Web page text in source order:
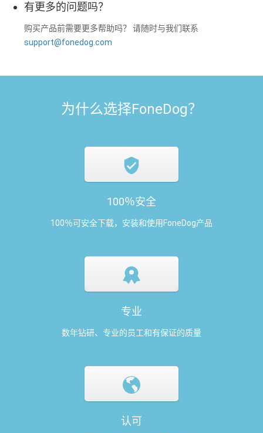
有更多的问题吗？
购买产品前需要更多帮助吗？ 请随时与我们联系
support@fonedog.com
为什么选择FoneDog？
100％安全
100％可安全下载，安装和使用FoneDog产品
专业
数年钻研、专业的员工和有保证的质量
认可